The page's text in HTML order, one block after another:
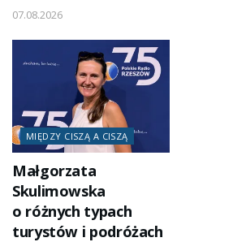
07.08.2026
MIĘDZY CISZĄ A CISZĄ
Małgorzata
Skulimowska
o różnych typach
turystów i podróżach